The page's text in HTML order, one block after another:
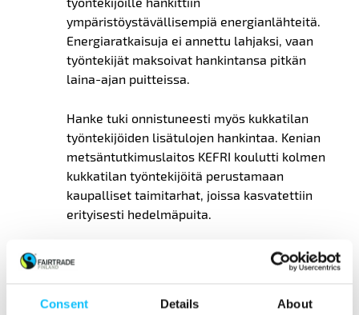
Consent Details About
ympäristöystävällisempiä energianlähteitä.
Energiaratkaisuja ei annettu lahjaksi, vaan
työntekijät maksoivat hankintansa pitkän
laina-ajan puitteissa.
Hanke tuki onnistuneesti myös kukkatilan
työntekijöiden lisätulojen hankintaa. Kenian
metsäntutkimuslaitos KEFRI koulutti kolmen
kukkatilan työntekijöitä perustamaan
kaupalliset taimitarhat, joissa kasvatettiin
erityisesti hedelmäpuita.
Lisäksi kenialainen puhtaan ruuanlaiton
yhdistys CCAK koulutti yhteistyössä Fairtrade
naisia, nuoria aikuisia ja vammaisia henkilöitä